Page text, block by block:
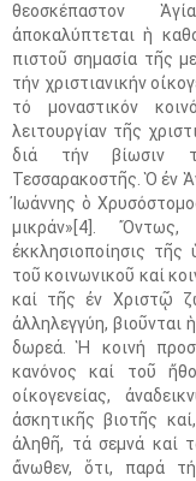
θεοσκέπαστον
ἀποκαλύπτεται ἡ
πιστοῦ σημασία τῆς
τήν χριστιανικήν
τό μοναστικόν
λειτουργίαν τῆς
διά τήν βίωσιν
Τεσσαρακοστῆς. Ὁ ἐν
Ἰωάννης ὁ
μικράν»[4]. Ὄντως,
ἐκκλησιοποίησις
τοῦ κοινωνικοῦ καί
καί τῆς ἐν Χριστῷ
ἀλληλεγγύη,
δωρεά. Ἡ κοινή
κανόνος καί τοῦ
οἰκογενείας,
ἀσκητικῆς βιοτῆς
ἀληθῆ, τά σεμνά καί
ἄνωθεν, ὅτι, παρά